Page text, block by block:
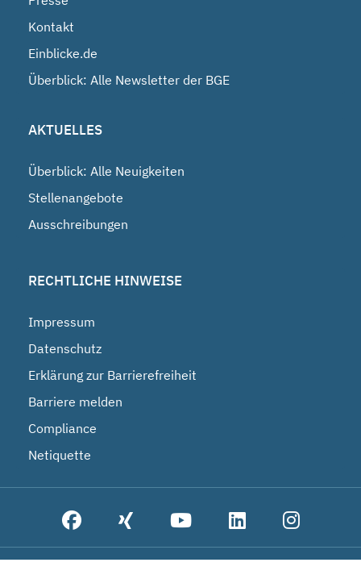
Kontakt
Einblicke.de
Überblick: Alle Newsletter der BGE
AKTUELLES
Überblick: Alle Neuigkeiten
Stellenangebote
Ausschreibungen
RECHTLICHE HINWEISE
Impressum
Datenschutz
Erklärung zur Barrierefreiheit
Barriere melden
Compliance
Netiquette